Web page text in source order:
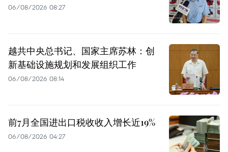
06/08/2026 08:27
越共中央总书记、国家主席苏林：创
新基础设施规划和发展组织工作
06/08/2026 08:14
前7月全国进出口税收收入增长近19%
06/08/2026 04:27